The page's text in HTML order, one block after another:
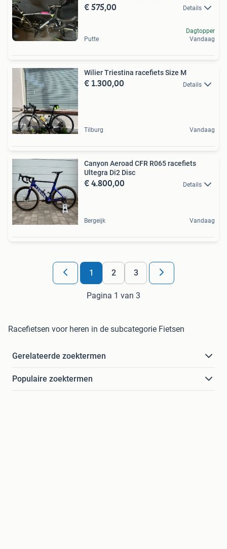
€ 575,00 Details
Putte
Dagtopper
Vandaag
Wilier Triestina racefiets Size M
€ 1.300,00 Details
Tilburg Vandaag
Canyon Aeroad CFR R065 racefiets
Ultegra Di2 Disc
€ 4.800,00 Details
Bergeijk Vandaag
1 2 3
Pagina 1 van 3
Racefietsen voor heren in de subcategorie Fietsen
Gerelateerde zoektermen
Populaire zoektermen